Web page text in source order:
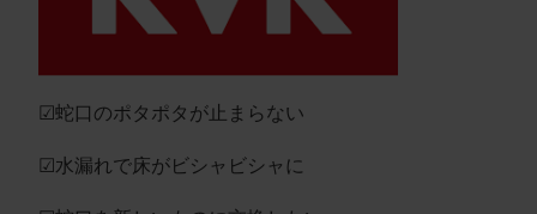
☑蛇口のポタポタが止まらない
☑水漏れで床がビシャビシャに